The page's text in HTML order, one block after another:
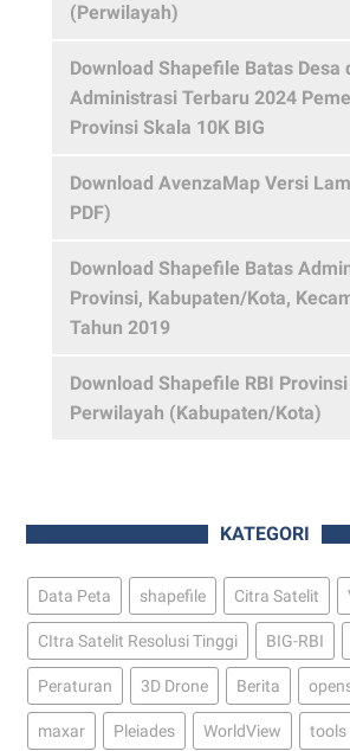
(Perwilayah)
Download Shapefile Batas Desa
Administrasi Terbaru 2024
Provinsi Skala 10K BIG
Download AvenzaMap Versi
PDF)
Download Shapefile Batas
Provinsi, Kabupaten/Kota,
Tahun 2019
Download Shapefile RBI
Perwilayah (Kabupaten/Kota)
KATEGORI
Data Peta shapefile Citra Satelit
CItra Satelit Resolusi Tinggi BIG-RBI
Peraturan 3D Drone Berita
maxar Pleiades WorldView tools